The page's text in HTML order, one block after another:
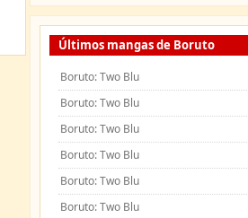
Últimos mangas de Boruto
Boruto: Two Blu
Boruto: Two Blu
Boruto: Two Blu
Boruto: Two Blu
Boruto: Two Blu
Boruto: Two Blu